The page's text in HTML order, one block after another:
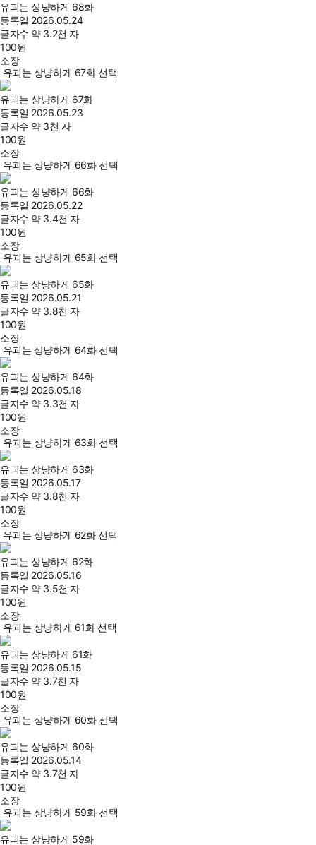
유괴는 상냥하게 68화
등록일 2026.05.24
글자수 약 3.2천 자
100원
소장
유괴는 상냥하게 67화 선택
유괴는 상냥하게 67화
등록일 2026.05.23
글자수 약 3천 자
100원
소장
유괴는 상냥하게 66화 선택
유괴는 상냥하게 66화
등록일 2026.05.22
글자수 약 3.4천 자
100원
소장
유괴는 상냥하게 65화 선택
유괴는 상냥하게 65화
등록일 2026.05.21
글자수 약 3.8천 자
100원
소장
유괴는 상냥하게 64화 선택
유괴는 상냥하게 64화
등록일 2026.05.18
글자수 약 3.3천 자
100원
소장
유괴는 상냥하게 63화 선택
유괴는 상냥하게 63화
등록일 2026.05.17
글자수 약 3.8천 자
100원
소장
유괴는 상냥하게 62화 선택
유괴는 상냥하게 62화
등록일 2026.05.16
글자수 약 3.5천 자
100원
소장
유괴는 상냥하게 61화 선택
유괴는 상냥하게 61화
등록일 2026.05.15
글자수 약 3.7천 자
100원
소장
유괴는 상냥하게 60화 선택
유괴는 상냥하게 60화
등록일 2026.05.14
글자수 약 3.7천 자
100원
소장
유괴는 상냥하게 59화 선택
유괴는 상냥하게 59화